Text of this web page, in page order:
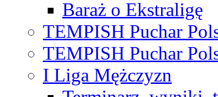
Baraż o Ekstraligę
TEMPISH Puchar
TEMPISH Puchar
I Liga Mężczyzn